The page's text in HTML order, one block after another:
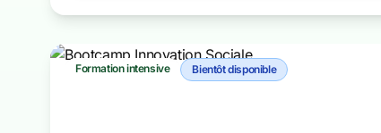
Formation intensive Bientôt disponible